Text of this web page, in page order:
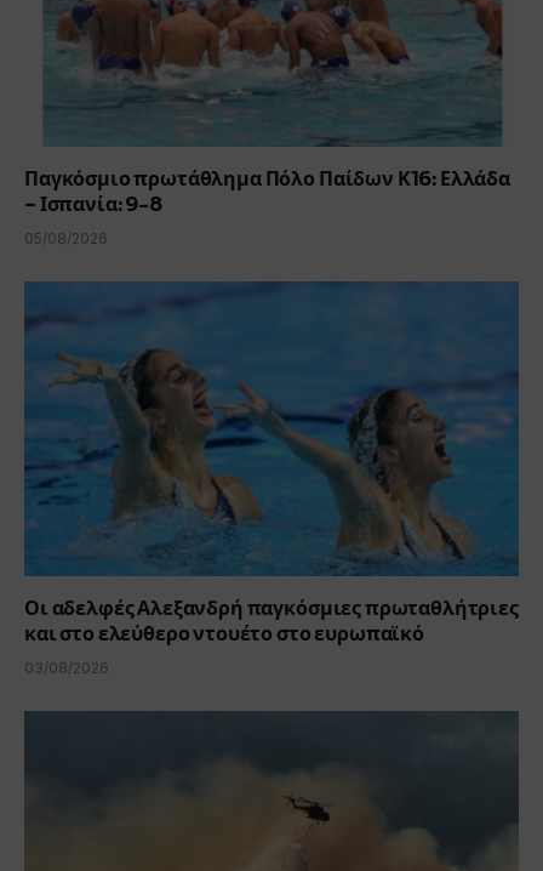
Παγκόσμιο πρωτάθλημα Πόλο Παίδων Κ16: Ελλάδα
– Ισπανία: 9-8
05/08/2026
Οι αδελφές Αλεξανδρή παγκόσμιες πρωταθλήτριες
και στο ελεύθερο ντουέτο στο ευρωπαϊκό
03/08/2026